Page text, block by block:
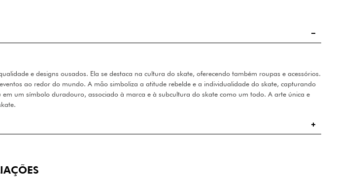
e designs ousados. Ela se destaca na cultura do skate, oferecendo também roupas e acessórios.
ao redor do mundo. A mão simboliza a atitude rebelde e a individualidade do skate, capturando
um símbolo duradouro, associado à marca e à subcultura do skate como um todo. A arte única e